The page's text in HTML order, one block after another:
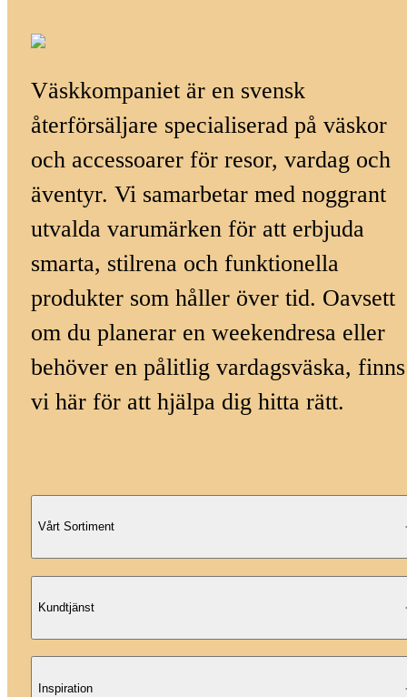
Väskkompaniet är en svensk
återförsäljare specialiserad på väskor
och accessoarer för resor, vardag och
äventyr. Vi samarbetar med noggrant
utvalda varumärken för att erbjuda
smarta, stilrena och funktionella
produkter som håller över tid. Oavsett
om du planerar en weekendresa eller
behöver en pålitlig vardagsväska, finns
vi här för att hjälpa dig hitta rätt.
Vårt Sortiment
Kundtjänst
Inspiration